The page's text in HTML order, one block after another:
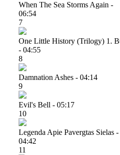
When The Sea Storms Again -
06:54
7
One Little History (trilogy) 1.
- 04:55
8
Damnation Ashes - 04:14
9
Evil's Bell - 05:17
10
Legenda Apie Pavergtas Sielas -
04:42
11